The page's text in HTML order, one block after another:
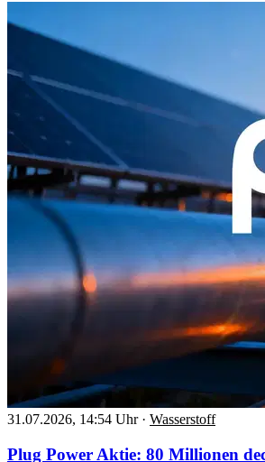
31.07.2026, 14:54 Uhr · Wasserstoff
Plug Power Aktie: 80 Millionen